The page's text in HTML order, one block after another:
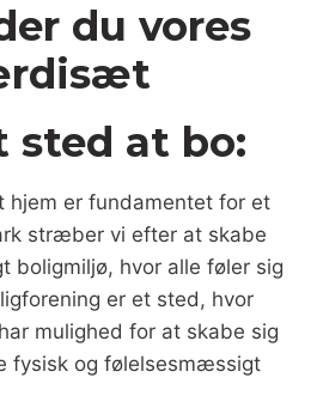
du vores
sted at bo:
hjem er fundamentet for et
stræber vi efter at skabe
boligmiljø, hvor alle føler sig
er et sted, hvor
mulighed for at skabe sig
fysisk og følelsesmæssigt